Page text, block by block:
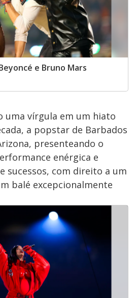
e Bruno Mars
uma vírgula em um hiato
a popstar de Barbados
presenteando o
enérgica e
sucessos, com direito a um
balé excepcionalmente